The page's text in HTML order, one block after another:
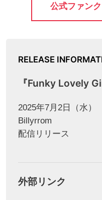
公式ファン
RELEASE
『Funky Lovely
2025年7月2日（水）
Billyrrom
配信リリース
外部リンク